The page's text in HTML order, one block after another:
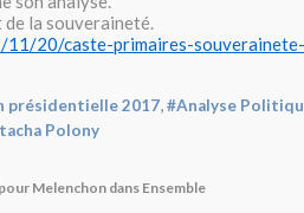
la souveraineté.
20/caste-primaires-
présidentielle 2017,#Analyse
Polony
Melenchon dans Ensemble